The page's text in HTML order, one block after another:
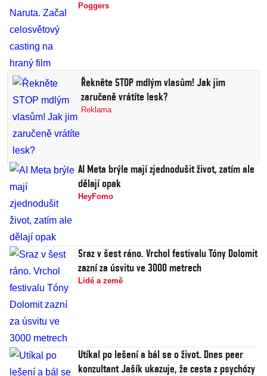
Poggers
Řekněte STOP mdlým vlasům! Jak jim
zaručeně vrátíte lesk?
Reklama
AI Meta brýle mají zjednodušit život, zatím ale
dělají opak
HeyFomo
Sraz v šest ráno. Vrchol festivalu Tóny Dolomit
zazní za úsvitu ve 3000 metrech
Lidé a země
Utíkal po lešení a bál se o život. Dnes peer
konzultant Jašík ukazuje, že cesta z psychózy